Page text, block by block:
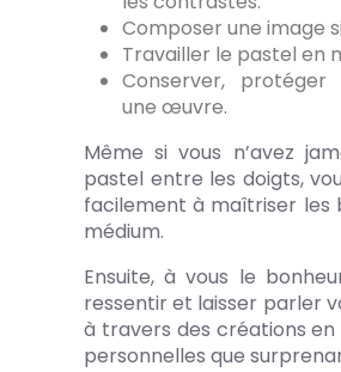
Composer une image
Travailler le pastel en
Conserver,
une œuvre.
Même si vous n’avez
pastel entre les doigts,
facilement à maîtriser les
médium.
Ensuite, à vous le
ressentir et laisser parler
à travers des créations en
personnelles que